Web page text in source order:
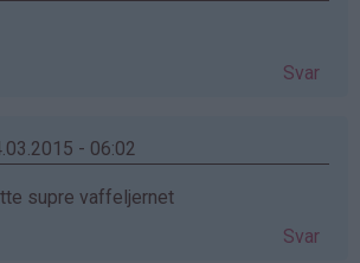
Svar
- 06:02
supre vaffeljernet
Svar